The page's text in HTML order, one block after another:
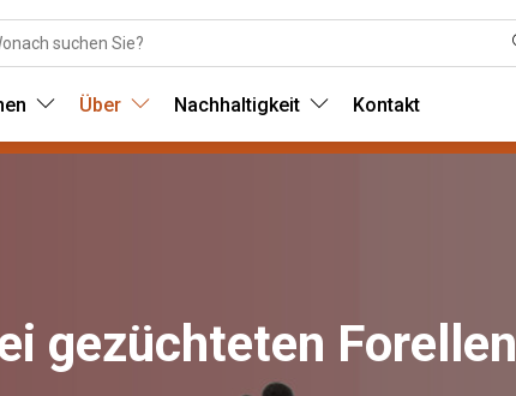
Über Nachhaltigkeit Kontakt
gezüchteten Forellen